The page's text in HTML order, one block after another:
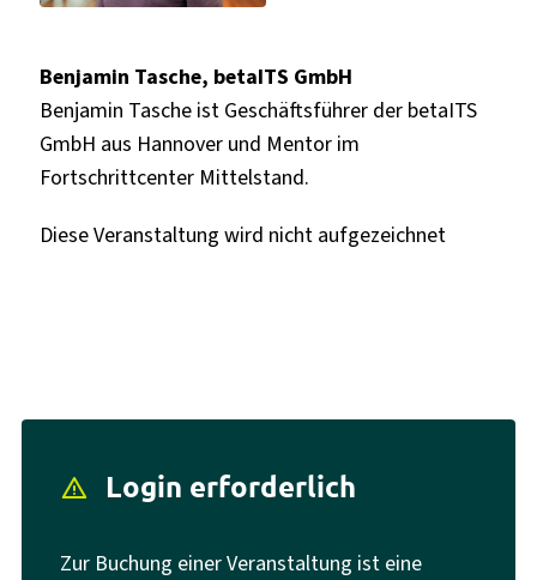
Benjamin Tasche, betaITS GmbH
Benjamin Tasche ist Geschäftsführer der betaITS
GmbH aus Hannover und Mentor im
Fortschrittcenter Mittelstand.
Diese Veranstaltung wird nicht aufgezeichnet
report_problem Login erforderlich
Zur Buchung einer Veranstaltung ist eine